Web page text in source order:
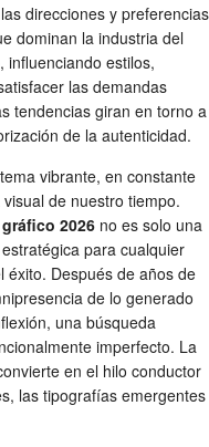
direcciones y preferencias
dominan la industria del
influenciando estilos,
las demandas
tendencias giran en torno a
de la autenticidad.
vibrante, en constante
de nuestro tiempo.
2026 no es solo una
para cualquier
éxito. Después de años de
de lo generado
una búsqueda
imperfecto. La
en el hilo conductor
las tipografías emergentes